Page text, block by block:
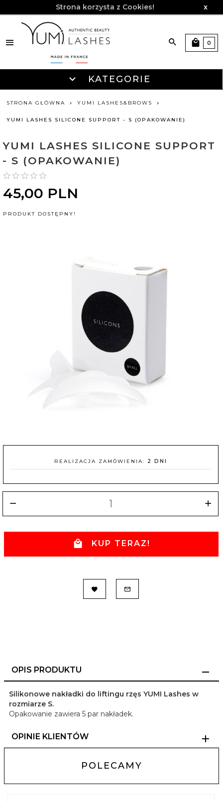
Strona korzysta z Cookies! x
KATEGORIE
0
STRONA GŁÓWNA YUMI LASHES&BROWS
YUMI LASHES SILICONE SUPPORT - S (OPAKOWANIE)
YUMI LASHES SILICONE SUPPORT
- S (OPAKOWANIE)
45,00 PLN
PRODUKT DOSTĘPNY!
REALIZACJA ZAMÓWIENIA: 2 DNI
KUP TERAZ!
OPIS PRODUKTU
Silikonowe nakładki do liftingu rzęs YUMI Lashes w
rozmiarze S.
Opakowanie zawiera 5 par nakładek.
OPINIE KLIENTÓW
POLECAMY